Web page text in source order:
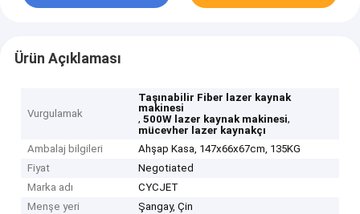
Ürün Açıklaması
Vurgulamak
Taşınabilir Fiber lazer kaynak
makinesi
,500W lazer kaynak makinesi,
mücevher lazer kaynakçı
Ambalaj bilgileri
Ahşap Kasa, 147x66x67cm, 135KG
Fiyat
Negotiated
Marka adı
CYCJET
Menşe yeri
Şangay, Çin